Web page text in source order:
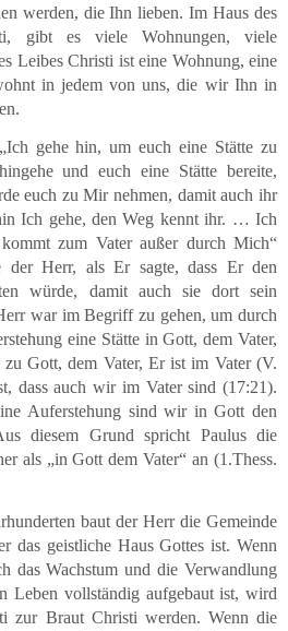
werden, die Ihn lieben. Im Haus des
gibt es viele Wohnungen, viele
Leibes Christi ist eine Wohnung, eine
in jedem von uns, die wir Ihn in
gehe hin, um euch eine Stätte zu
und euch eine Stätte bereite,
euch zu Mir nehmen, damit auch ihr
Ich gehe, den Weg kennt ihr. … Ich
zum Vater außer durch Mich“
der Herr, als Er sagte, dass Er den
würde, damit auch sie dort sein
war im Begriff zu gehen, um durch
eine Stätte in Gott, dem Vater,
Gott, dem Vater, Er ist im Vater (V.
dass auch wir im Vater sind (17:21).
Auferstehung sind wir in Gott den
diesem Grund spricht Paulus die
als „in Gott dem Vater“ an (1.Thess.
baut der Herr die Gemeinde
das geistliche Haus Gottes ist. Wenn
das Wachstum und die Verwandlung
Leben vollständig aufgebaut ist, wird
zur Braut Christi werden. Wenn die